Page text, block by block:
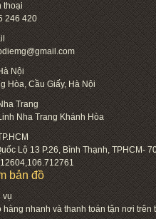
thoại
246 420
Nội
Hòa, Cầu Giấy, Hà Nội
Trang
Nha Trang Khánh Hòa
Lộ 13 P.26,Bình Thạnh,TPHCM-
,106.712761
bản đồ
vụ
hàng nhanh và thanh toán tận nơi trên